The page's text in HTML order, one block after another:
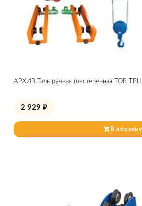
АРХИВ Таль ручная шестеренная TOR
2 929 ₽
В корзину